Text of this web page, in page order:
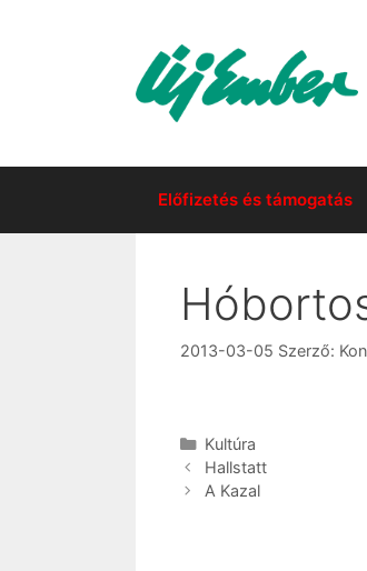
Előfizetés és támogatás
2013-03-05 Szerző:
Kategória
Kultúra
Hallstatt
A Kazal